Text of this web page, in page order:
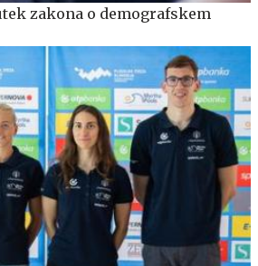
zakona o demografskem